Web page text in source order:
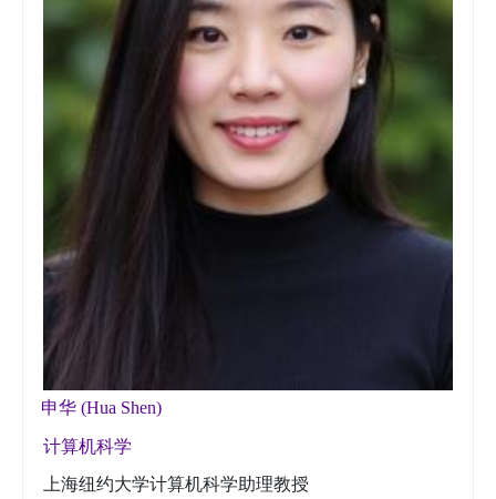
申华 (Hua Shen)
计算机科学
上海纽约大学计算机科学助理教授